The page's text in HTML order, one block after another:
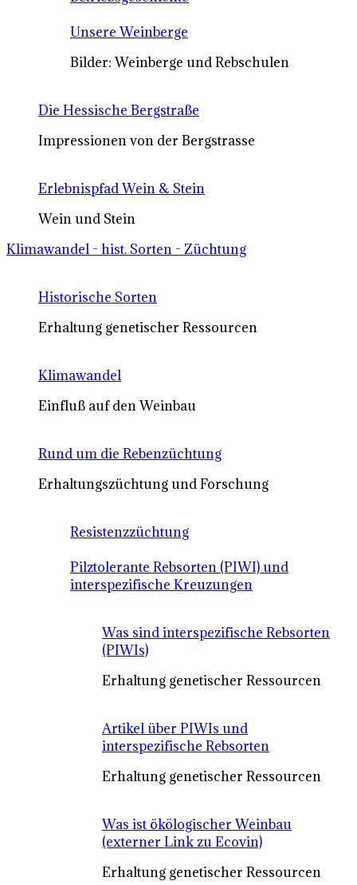
Unsere Weinberge
Bilder: Weinberge und Rebschulen
Die Hessische Bergstraße
Impressionen von der Bergstrasse
Erlebnispfad Wein & Stein
Wein und Stein
Klimawandel - hist. Sorten - Züchtung
Historische Sorten
Erhaltung genetischer Ressourcen
Klimawandel
Einfluß auf den Weinbau
Rund um die Rebenzüchtung
Erhaltungszüchtung und Forschung
Resistenzzüchtung
Pilztolerante Rebsorten (PIWI) und
interspezifische Kreuzungen
Was sind interspezifische Rebsorten
(PIWIs)
Erhaltung genetischer Ressourcen
Artikel über PIWIs und
interspezifische Rebsorten
Erhaltung genetischer Ressourcen
Was ist ökölogischer Weinbau
(externer Link zu Ecovin)
Erhaltung genetischer Ressourcen